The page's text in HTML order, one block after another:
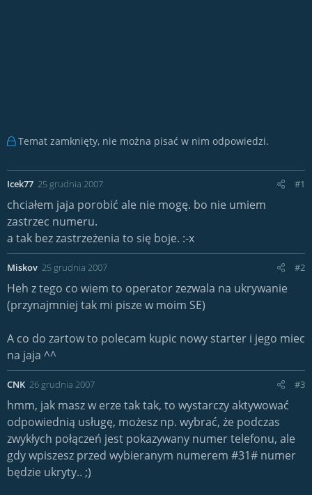
Temat zamknięty, nie można pisać w nim odpowiedzi.
Icek77 25 grudnia 2007 #1
chciałem jaja porobić ale nie mogę. bo nie umiem
zastrzec numeru.
a tak bez zastrzeżenia to się boje. :-x
Miskov 25 grudnia 2007 #2
Heh z tego co wiem to operator zezwala na ukrywanie
(przynajmniej tak mi pisze w moim SE)
A co do zartow to polecam kupic nowy starter i jego miec
na jaja ^^
CNK 26 grudnia 2007 #3
hmm, jak masz w erze tak tak, to wystarczy aktywować
odpowiednią usługę, możesz np. wybrać, że podczas
zwykłych połączeń jest pokazywany numer telefonu, ale
gdy wpiszesz przed wybieranym numerem #31# numer
będzie ukryty.. ;)